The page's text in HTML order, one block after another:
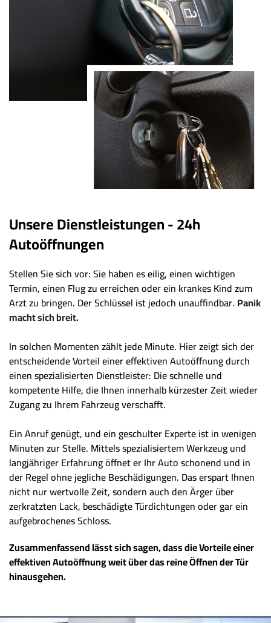
Unsere Dienstleistungen - 24h
Autoöffnungen
Stellen Sie sich vor: Sie haben es eilig, einen wichtigen
Termin, einen Flug zu erreichen oder ein krankes Kind zum
Arzt zu bringen. Der Schlüssel ist jedoch unauffindbar. Panik
macht sich breit.
In solchen Momenten zählt jede Minute. Hier zeigt sich der
entscheidende Vorteil einer effektiven Autoöffnung durch
einen spezialisierten Dienstleister: Die schnelle und
kompetente Hilfe, die Ihnen innerhalb kürzester Zeit wieder
Zugang zu Ihrem Fahrzeug verschafft.
Ein Anruf genügt, und ein geschulter Experte ist in wenigen
Minuten zur Stelle. Mittels spezialisiertem Werkzeug und
langjähriger Erfahrung öffnet er Ihr Auto schonend und in
der Regel ohne jegliche Beschädigungen. Das erspart Ihnen
nicht nur wertvolle Zeit, sondern auch den Ärger über
zerkratzten Lack, beschädigte Türdichtungen oder gar ein
aufgebrochenes Schloss.
Zusammenfassend lässt sich sagen, dass die Vorteile einer
effektiven Autoöffnung weit über das reine Öffnen der Tür
hinausgehen.